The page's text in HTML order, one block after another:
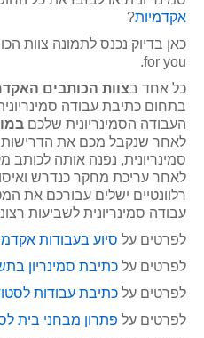
אקדמיות?
for you.
כל אחד בצוות הכותבים
בתחום כתיבת עבודה
העבודה הסמינריונית שלכם
לאחר שנקבל מכם את הדרישות
סמינריונית, נפנה אותה
לאחר עריכת מחקר כנדרש
רלוונטיים ישלים עבורכם את
עבודה סמינריונית לשביעות
לפרטים על סיוע בעבודות
לפרטים על כתיבת סמינריון
לפרטים על כתיבת עבודות
לפרטים על פתרון מבחני בית